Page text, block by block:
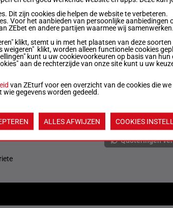
As (24) Ah 12h 9h 1h 3h 2h (23)
8s 1s 1s As (24) 3s 4s Ts Ah 10h
6s As 1s (24) 1s 5s 5s 2s 2s (23)
3s 1s As 3s 1s 6s 5s 3s (24) 8s
Quoteringen
Dit zijn cookies die helpen de website te verbeteren.
Voor het aanbieden van persoonlijke aanbiedingen
ZEbet en andere partijen waarmee wij
klikt, stemt u in met het plaatsen van deze soorten
weigeren" klikt, worden alleen functionele cookies
kunt u uw cookievoorkeuren op basis van hun
aan de rechterzijde van onze site kunt u uw
van ZEturf voor een overzicht van de cookies die we
gegevens worden gedeeld.
ALLES AFWIJZEN COOKIES